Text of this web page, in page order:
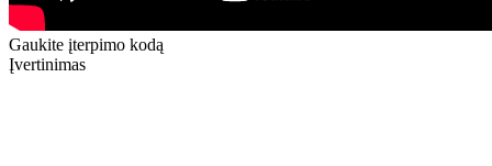
Gaukite įterpimo kodą
Įvertinimas